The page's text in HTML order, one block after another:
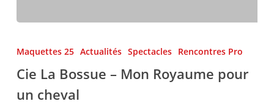
–
Mon
Maquettes 25 Actualités Spectacles Rencontres Pro
Cie La Bossue – Mon Royaume pour
un cheval